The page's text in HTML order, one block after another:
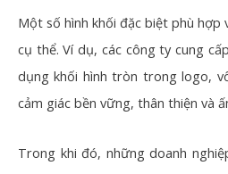
Một số hình khối đặc biệt phù hợp
cụ thể. Ví dụ, các công ty cung
dụng khối hình tròn trong logo,
cảm giác bền vững, thân thiện và
Trong khi đó, những doanh